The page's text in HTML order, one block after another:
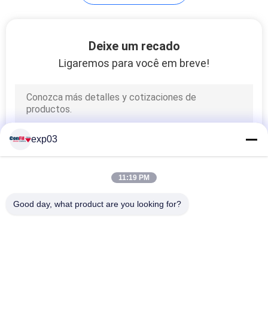
Deixe um recado
Ligaremos para você em breve!
exp03
11:19 PM
Good day, what product are you looking for?